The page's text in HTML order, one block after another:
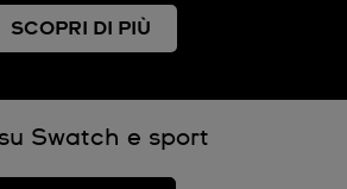
SCOPRI DI PIÙ
Swatch e sport